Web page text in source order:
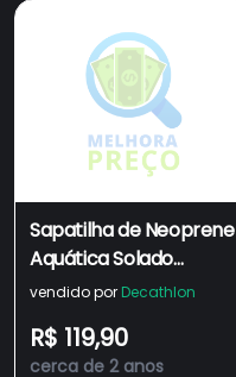
Sapatilha de Neoprene
Aquática Solado
Antiderrapante
Esportes Aquaticos
vendido por Decathlon
R$ 119,90
cerca de 2 anos